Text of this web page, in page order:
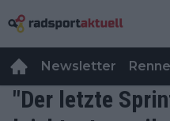
Newsletter
"Der letzte